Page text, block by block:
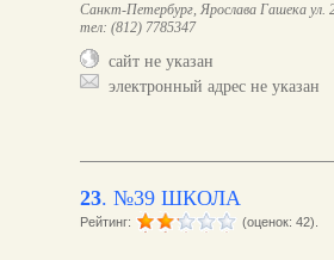
Санкт-Петербург, Ярослава Гашека ул.
тел: (812) 7785347
сайт не указан
электронный адрес не указан
23. №39 ШКОЛА
Рейтинг: (оценок: 42).